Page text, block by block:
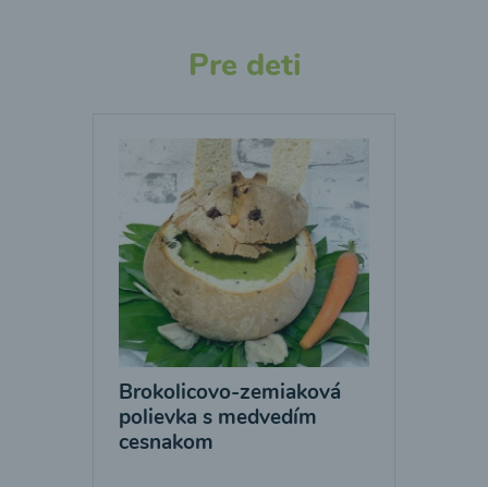
Pre deti
Brokolicovo-zemiaková
polievka s medvedím
cesnakom